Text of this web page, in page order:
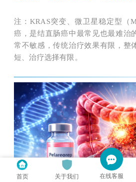
注：KRAS突变、微卫星稳定型（
癌，是结直肠癌中最常见也最难治
常不敏感，传统治疗效果有限，整
短、治疗选择有限 。
首页 关于我们 在线客服